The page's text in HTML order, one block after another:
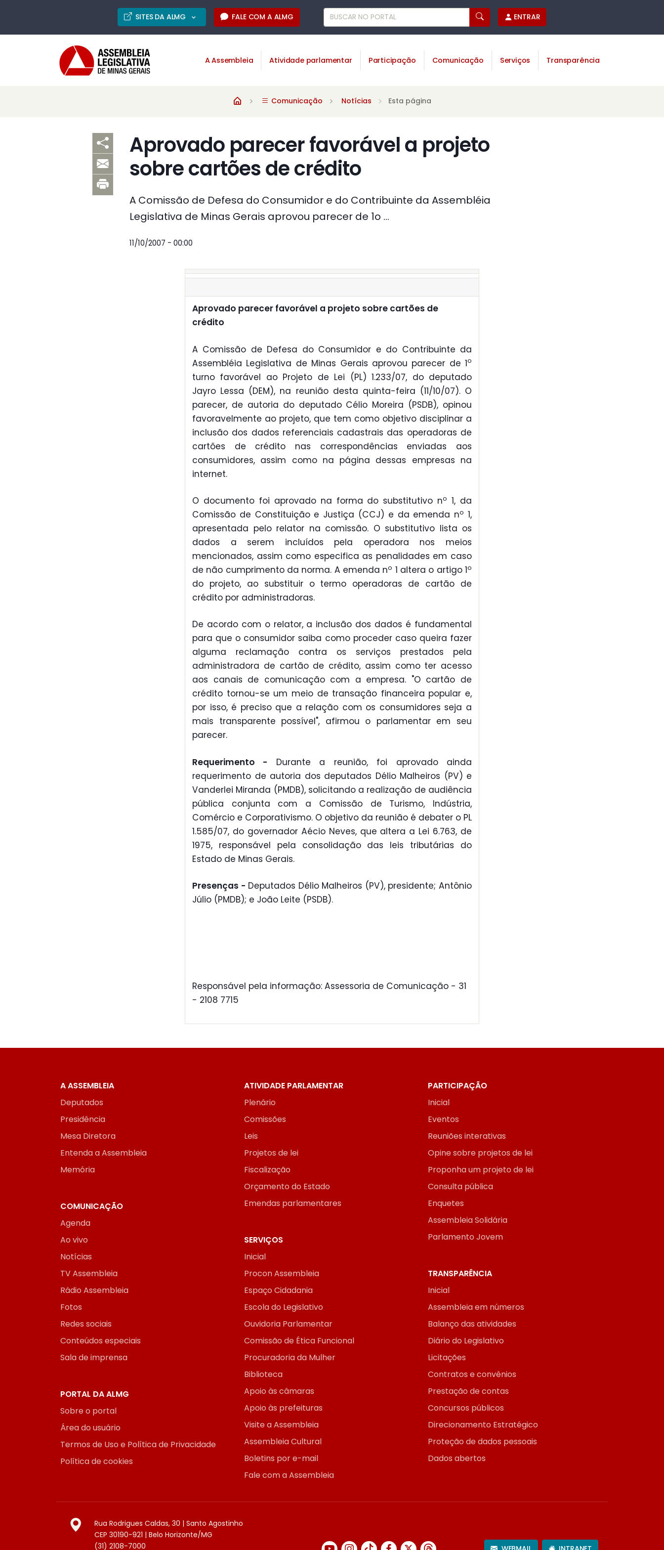
SITES DA ALMG FALE COM A ALMG ENTRAR
A Assembleia Atividade parlamentar Participação Comunicação Serviços Transparência
Comunicação Notícias Esta página
Aprovado parecer favorável a projeto
sobre cartões de crédito
A Comissão de Defesa do Consumidor e do Contribuinte da Assembléia
Legislativa de Minas Gerais aprovou parecer de 1o ...
11/10/2007 - 00:00
Aprovado parecer favorável a projeto sobre cartões de
crédito
A Comissão de Defesa do Consumidor e do Contribuinte da
Assembléia Legislativa de Minas Gerais aprovou parecer de 1o
turno favorável ao Projeto de Lei (PL) 1.233/07, do deputado
Jayro Lessa (DEM), na reunião desta quinta-feira (11/10/07). O
parecer, de autoria do deputado Célio Moreira (PSDB), opinou
favoravelmente ao projeto, que tem como objetivo disciplinar a
inclusão dos dados referenciais cadastrais das operadoras de
cartões de crédito nas correspondências enviadas aos
consumidores, assim como na página dessas empresas na
internet.
O documento foi aprovado na forma do substitutivo no 1, da
Comissão de Constituição e Justiça (CCJ) e da emenda no 1,
apresentada pelo relator na comissão. O substitutivo lista os
dados a serem incluídos pela operadora nos meios
mencionados, assim como especifica as penalidades em caso
de não cumprimento da norma. A emenda no 1 altera o artigo 1o
do projeto, ao substituir o termo operadoras de cartão de
crédito por administradoras.
De acordo com o relator, a inclusão dos dados é fundamental
para que o consumidor saiba como proceder caso queira fazer
alguma reclamação contra os serviços prestados pela
administradora de cartão de crédito, assim como ter acesso
aos canais de comunicação com a empresa. "O cartão de
crédito tornou-se um meio de transação financeira popular e,
por isso, é preciso que a relação com os consumidores seja a
mais transparente possível", afirmou o parlamentar em seu
parecer.
Requerimento - Durante a reunião, foi aprovado ainda
requerimento de autoria dos deputados Délio Malheiros (PV) e
Vanderlei Miranda (PMDB), solicitando a realização de audiência
pública conjunta com a Comissão de Turismo, Indústria,
Comércio e Corporativismo. O objetivo da reunião é debater o PL
1.585/07, do governador Aécio Neves, que altera a Lei 6.763, de
1975, responsável pela consolidação das leis tributárias do
Estado de Minas Gerais.
Presenças - Deputados Délio Malheiros (PV), presidente; Antônio
Júlio (PMDB); e João Leite (PSDB).
Responsável pela informação: Assessoria de Comunicação - 31
- 2108 7715
A ASSEMBLEIA
Deputados
Presidência
Mesa Diretora
Entenda a Assembleia
Memória
ATIVIDADE PARLAMENTAR
Plenário
Comissões
Leis
Projetos de lei
Fiscalização
Orçamento do Estado
Emendas parlamentares
PARTICIPAÇÃO
Inicial
Eventos
Reuniões interativas
Opine sobre projetos de lei
Proponha um projeto de lei
Consulta pública
Enquetes
Assembleia Solidária
Parlamento Jovem
COMUNICAÇÃO
Agenda
Ao vivo
Notícias
TV Assembleia
Rádio Assembleia
Fotos
Redes sociais
Conteúdos especiais
Sala de imprensa
SERVIÇOS
Inicial
Procon Assembleia
Espaço Cidadania
Escola do Legislativo
Ouvidoria Parlamentar
Comissão de Ética Funcional
Procuradoria da Mulher
Biblioteca
Apoio às câmaras
Apoio às prefeituras
Visite a Assembleia
Assembleia Cultural
Boletins por e-mail
Fale com a Assembleia
TRANSPARÊNCIA
Inicial
Assembleia em números
Balanço das atividades
Diário do Legislativo
Licitações
Contratos e convênios
Prestação de contas
Concursos públicos
Direcionamento Estratégico
Proteção de dados pessoais
Dados abertos
PORTAL DA ALMG
Sobre o portal
Área do usuário
Termos de Uso e Política de Privacidade
Política de cookies
Rua Rodrigues Caldas, 30 | Santo Agostinho
CEP 30190-921 | Belo Horizonte/MG
(31) 2108-7000